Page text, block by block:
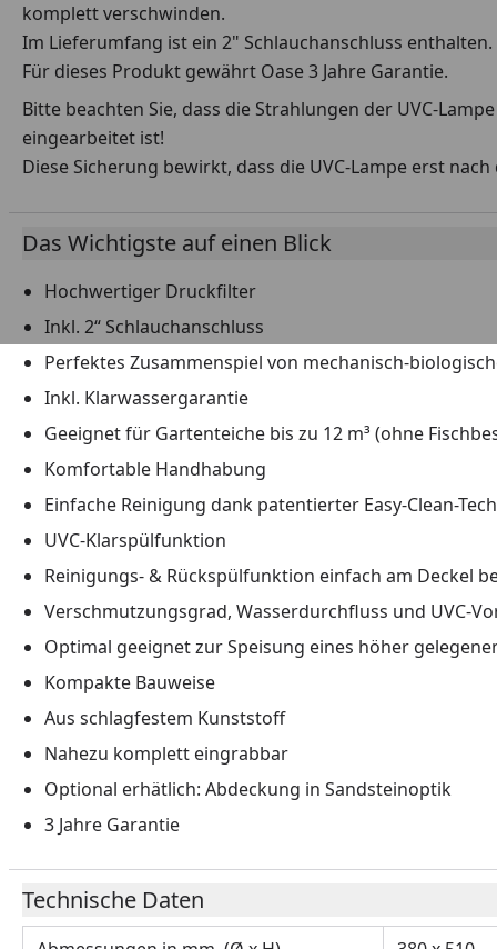
komplett verschwinden.
Im Lieferumfang ist ein 2" Schlauchanschluss enthalten.
Für dieses Produkt gewährt Oase 3 Jahre Garantie.
Bitte beachten Sie, dass die Strahlungen der UVC-
eingearbeitet ist!
Diese Sicherung bewirkt, dass die UVC-Lampe erst
Das Wichtigste auf einen Blick
Hochwertiger Druckfilter
Inkl. 2“ Schlauchanschluss
Perfektes Zusammenspiel von mechanisch-
Inkl. Klarwassergarantie
Geeignet für Gartenteiche bis zu 12 m³ (ohne
Komfortable Handhabung
Einfache Reinigung dank patentierter Easy-Clean-
UVC-Klarspülfunktion
Reinigungs- & Rückspülfunktion einfach am Deckel
Verschmutzungsgrad, Wasserdurchfluss und UVC-
Optimal geeignet zur Speisung eines höher
Kompakte Bauweise
Aus schlagfestem Kunststoff
Nahezu komplett eingrabbar
Optional erhätlich: Abdeckung in Sandsteinoptik
3 Jahre Garantie
Technische Daten